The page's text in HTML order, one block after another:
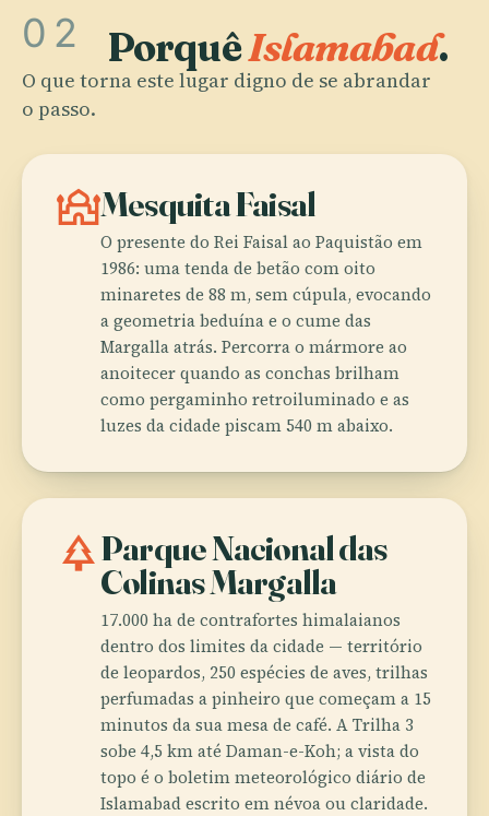
02 PorquêIslamabad.
O que torna este lugar digno de se abrandar
o passo.
mosqueMesquita Faisal
O presente do Rei Faisal ao Paquistão em
1986: uma tenda de betão com oito
minaretes de 88 m, sem cúpula, evocando
a geometria beduína e o cume das
Margalla atrás. Percorra o mármore ao
anoitecer quando as conchas brilham
como pergaminho retroiluminado e as
luzes da cidade piscam 540 m abaixo.
parkParque Nacional das
Colinas Margalla
17.000 ha de contrafortes himalaianos
dentro dos limites da cidade — território
de leopardos, 250 espécies de aves, trilhas
perfumadas a pinheiro que começam a 15
minutos da sua mesa de café. A Trilha 3
sobe 4,5 km até Daman-e-Koh; a vista do
topo é o boletim meteorológico diário de
Islamabad escrito em névoa ou claridade.